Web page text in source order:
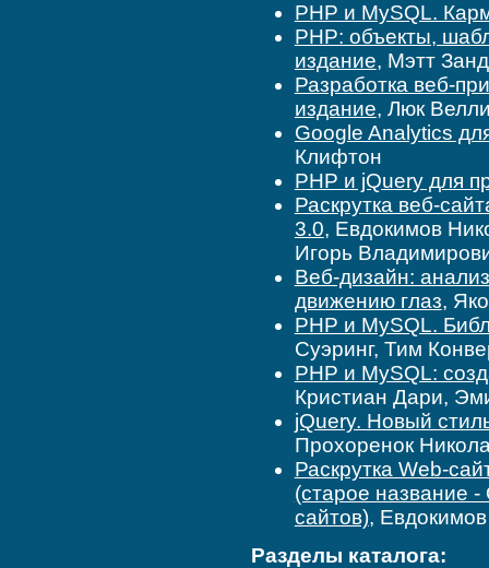
PHP и MySQL.
PHP: объекты,
издание, Мэтт
Разработка веб-
издание, Люк
Google Analytics
Клифтон
PHP и jQuery для
Раскрутка веб-
3.0, Евдокимов
Игорь
Веб-дизайн:
движению глаз,
PHP и MySQL.
Суэринг, Тим
PHP и MySQL:
Кристиан Дари,
jQuery. Новый
Прохоренок
Раскрутка Web-
(старое название
сайтов),
Разделы каталога: